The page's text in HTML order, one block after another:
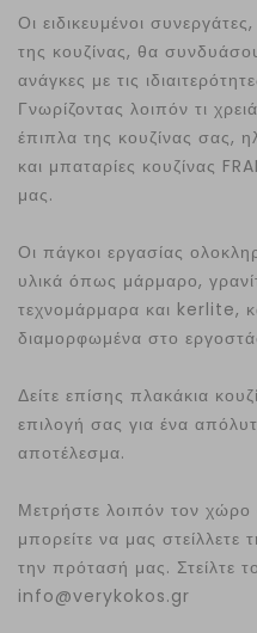
Οι ειδικευμένοι
της κουζίνας, θα
ανάγκες με τις
Γνωρίζοντας λοιπόν τι
έπιπλα της κουζίνας σας,
και μπαταρίες κουζίνας
μας.
Οι πάγκοι εργασίας
υλικά όπως μάρμαρο,
τεχνομάρμαρα και kerlite,
διαμορφωμένα στο
Δείτε επίσης πλακάκια
επιλογή σας για ένα
αποτέλεσμα.
Μετρήστε λοιπόν τον χώρο
μπορείτε να μας στείλλετε
την πρότασή μας. Στείλτε
info@verykokos.gr